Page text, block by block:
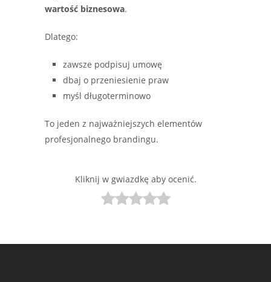
wartość biznesowa.
Dlatego:
zawsze podpisuj umowę
dbaj o przeniesienie praw
myśl długoterminowo
To jeden z najważniejszych elementów
profesjonalnego brandingu.
Kliknij w gwiazdkę aby ocenić.